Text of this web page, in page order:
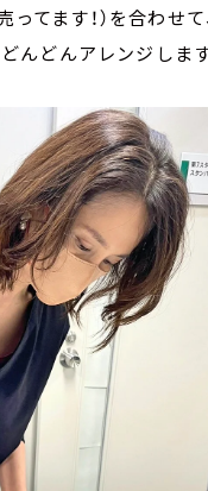
てます！）を合わせ
んどんアレンジします